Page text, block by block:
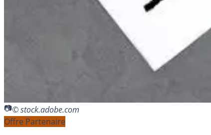
© stock.adobe.com
Offre Partenaire